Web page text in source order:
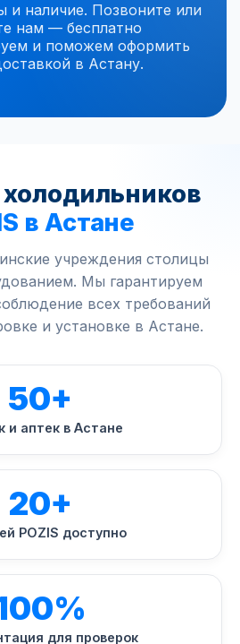
и наличие. Позвоните или
нам — бесплатно
и поможем оформить
в Астану.
в Астане
учреждения столицы
Мы гарантируем
всех требований
и установке в Астане.
50+
и аптек в Астане
20+
POZIS доступно
для проверок